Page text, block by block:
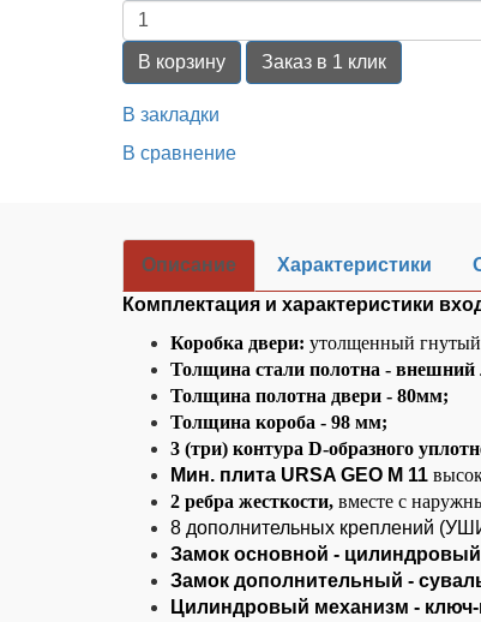
В корзину Заказ в 1 клик
В закладки
В сравнение
Описание Характеристики
Комплектация и характеристики
Коробка двери: утолщенный
Толщина стали полотна -
Толщина полотна двери - 80мм;
Толщина короба - 98 мм;
3 (три) контура D-образного
Мин. плита URSA GEO М 11
2 ребра жесткости, вместе с
8 дополнительных креплений
Замок основной - цилиндровый
Замок дополнительный -
Цилиндровый механизм -